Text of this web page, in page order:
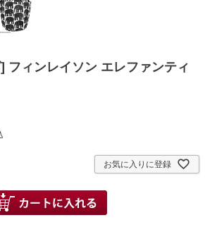
フィンレイソン エレファンティ
お気に入りに登録